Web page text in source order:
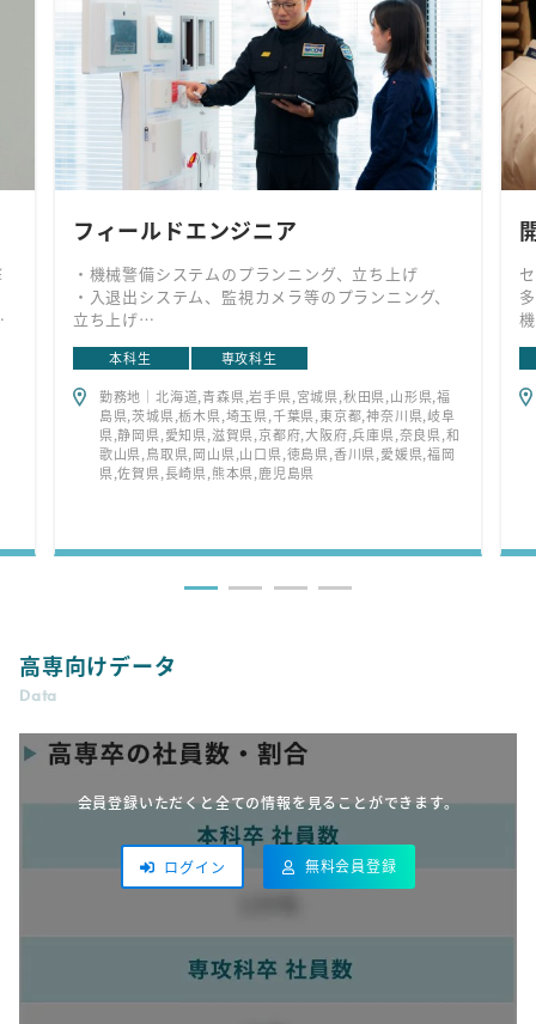
フィールドエンジニア
・機械警備システムのプランニング、立ち上げ
・入退出システム、監視カメラ等のプランニング、
立ち上げ
・顧客対応（打ち合わせ、障害発生時の原因、対策
の説明など）
・障害、故障発生時のトラブルシューティング・修
理対応
・機械警備システムの機能維持のための定期点検、
メンテナンス業務
本科生
専攻科生
勤務地｜北海道,青森県,岩手県,宮城県,秋田県,山形県,福
島県,茨城県,栃木県,埼玉県,千葉県,東京都,神奈川県,岐阜
県,静岡県,愛知県,滋賀県,京都府,大阪府,兵庫県,奈良県,和
歌山県,鳥取県,岡山県,山口県,徳島県,香川県,愛媛県,福岡
県,佐賀県,長崎県,熊本県,鹿児島県
高専向けデータ
Data
会員登録いただくと全ての情報を見ることができます。
ログイン 無料会員登録